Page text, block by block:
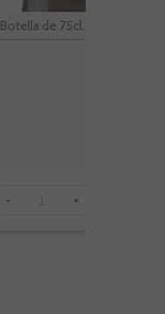
Botella de 75cl.
- +